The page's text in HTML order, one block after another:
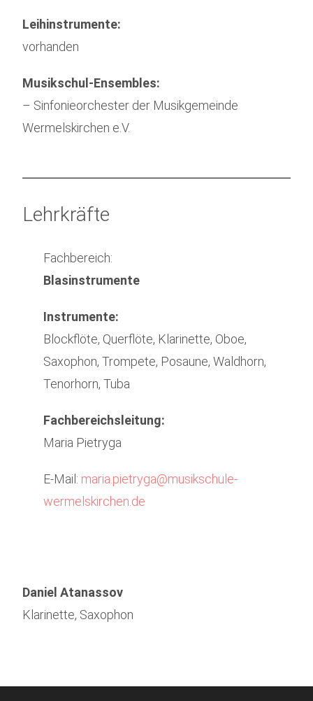
Leihinstrumente:
vorhanden
Musikschul-Ensembles:
– Sinfonieorchester der Musikgemeinde
Wermelskirchen e.V.
Lehrkräfte
Fachbereich:
Blasinstrumente
Instrumente:
Blockflöte, Querflöte, Klarinette, Oboe,
Saxophon, Trompete, Posaune, Waldhorn,
Tenorhorn, Tuba
Fachbereichsleitung:
Maria Pietryga
E-Mail: maria.pietryga@musikschule-
wermelskirchen.de
Daniel Atanassov
Klarinette, Saxophon